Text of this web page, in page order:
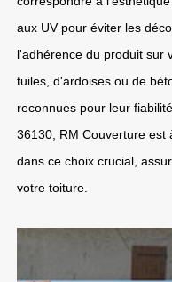
aux UV pour éviter les
l'adhérence du produit sur
tuiles, d'ardoises ou de
reconnues pour leur
36130, RM Couverture est
dans ce choix crucial,
votre toiture.